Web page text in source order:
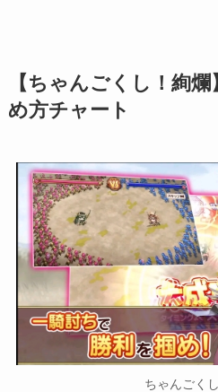
【ちゃんごくし！絢
め方チャート
ちゃんごく